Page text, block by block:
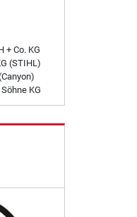
+ Co. KG
(STIHL)
KG